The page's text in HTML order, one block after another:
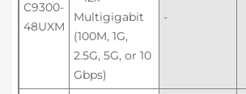
C9300-
48UXM
Multigigabit
(100M, 1G,
2.5G, 5G, or 10
Gbps)
-